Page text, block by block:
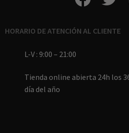
HORARIO DE ATENCIÓN AL CLIENTE
L-V : 9:00 – 21:00
Tienda online abierta 24h los
día del año